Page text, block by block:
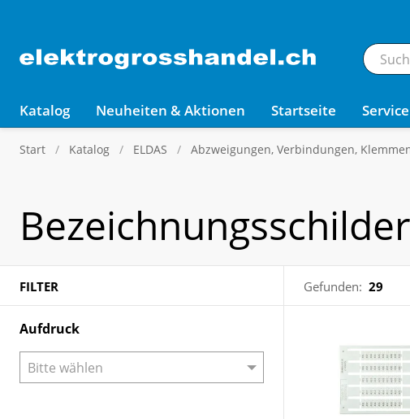
Katalog Neuheiten & Aktionen Startseite Service
Start Katalog ELDAS Abzweigungen, Verbindungen,
FILTER Gefunden: 29
Aufdruck